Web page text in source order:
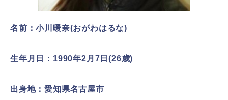
名前：小川暖奈(おがわはるな)
生年月日：1990年2月7日(26歳)
出身地：愛知県名古屋市